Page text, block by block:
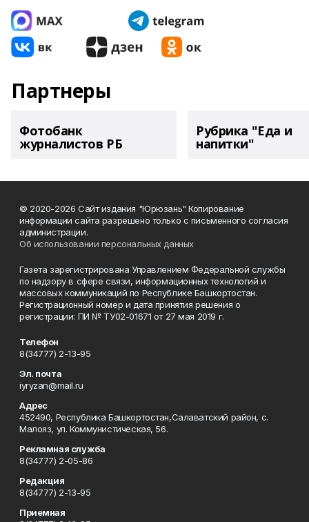
Партнеры
Фотобанк
журналистов РБ
Рубрика "Еда и
напитки"
© 2020-2026 Сайт издания "Юрюзань" Копирование
информации сайта разрешено только с письменного согласия
администрации.
Об использовании персональных данных
Газета зарегистрирована Управлением Федеральной службы
по надзору в сфере связи, информационных технологий и
массовых коммуникаций по Республике Башкортостан.
Регистрационный номер и дата принятия решения о
регистрации: ПИ № ТУ02-01671 от 27 мая 2019 г.
Телефон
8(34777) 2-13-95
Эл. почта
iyryzan@mail.ru
Адрес
452490, Республика Башкортостан,Салаватский район, с.
Малояз, ул. Коммунистическая, 56.
Рекламная служба
8(34777) 2-05-86
Редакция
8(34777) 2-13-95
Приемная